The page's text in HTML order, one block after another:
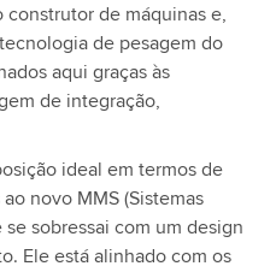
de máquinas e,
de pesagem do
aqui graças às
de integração,
ideal em termos de
novo MMS (Sistemas
sobressai com um design
Ele está alinhado com os